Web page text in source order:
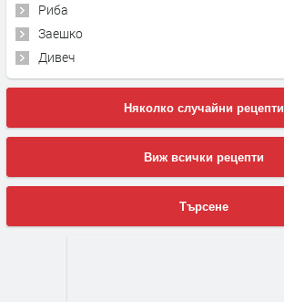
Риба
Заешко
Дивеч
Няколко случайни рецепти
Виж всички рецепти
Търсене